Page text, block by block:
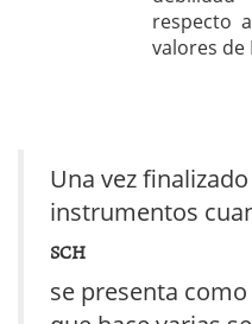
respecto
valores de
Una vez
instrumentos
SCH
se presenta